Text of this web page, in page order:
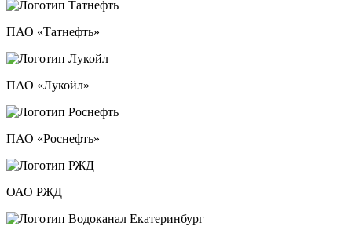
ПАО «Татнефть»
ПАО «Лукойл»
ПАО «Роснефть»
ОАО РЖД